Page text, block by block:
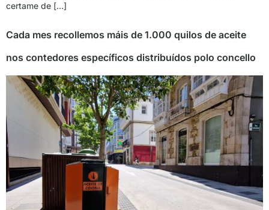
certame de […]
Cada mes recollemos máis de 1.000 quilos de aceite
nos contedores específicos distribuídos polo concello